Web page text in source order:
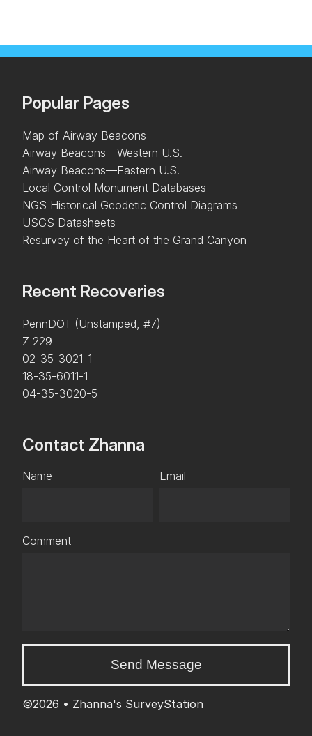
Popular Pages
Map of Airway Beacons
Airway Beacons—Western U.S.
Airway Beacons—Eastern U.S.
Local Control Monument Databases
NGS Historical Geodetic Control Diagrams
USGS Datasheets
Resurvey of the Heart of the Grand Canyon
Recent Recoveries
PennDOT (Unstamped, #7)
Z 229
02-35-3021-1
18-35-6011-1
04-35-3020-5
Contact Zhanna
Name Email
Comment
Send Message
©2026 • Zhanna's SurveyStation